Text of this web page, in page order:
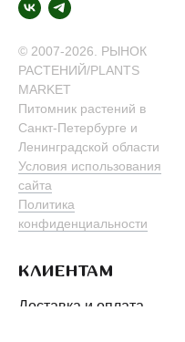
© 2007-2026. РЫНОК
РАСТЕНИЙ/PLANTS
MARKET
Питомник растений в
Санкт-Петербурге и
Ленинградской области
Условия использования
сайта
Политика
конфиденциальности
КЛИЕНТАМ
Доставка и оплата